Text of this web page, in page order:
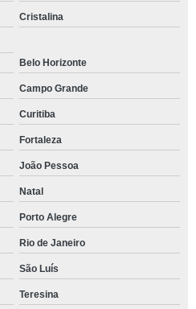
Cristalina
Belo Horizonte
Campo Grande
Curitiba
Fortaleza
João Pessoa
Natal
Porto Alegre
Rio de Janeiro
São Luís
Teresina